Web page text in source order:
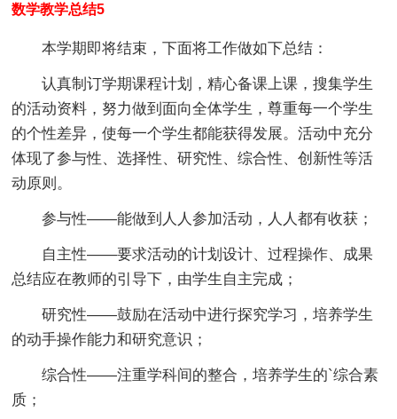
数学教学总结5
本学期即将结束，下面将工作做如下总结：
认真制订学期课程计划，精心备课上课，搜集学生
的活动资料，努力做到面向全体学生，尊重每一个学生
的个性差异，使每一个学生都能获得发展。活动中充分
体现了参与性、选择性、研究性、综合性、创新性等活
动原则。
参与性——能做到人人参加活动，人人都有收获；
自主性——要求活动的计划设计、过程操作、成果
总结应在教师的引导下，由学生自主完成；
研究性——鼓励在活动中进行探究学习，培养学生
的动手操作能力和研究意识；
综合性——注重学科间的整合，培养学生的`综合素
质；